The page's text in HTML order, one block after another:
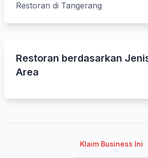
Restoran di Tangerang
Restoran berdasarkan
Area
Klaim Business Ini